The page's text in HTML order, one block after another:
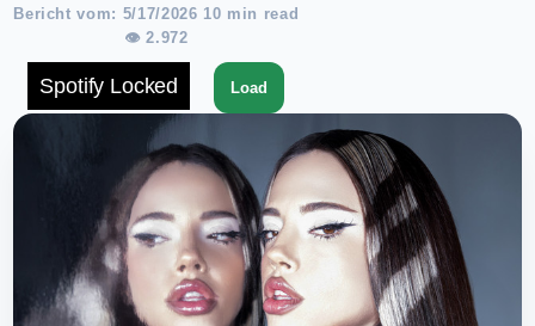
Bericht vom: 5/17/2026 10 min read
👁 2.972
Spotify Locked Load